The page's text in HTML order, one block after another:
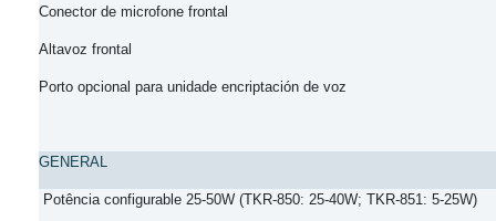
Conector de microfone frontal
Altavoz frontal
Porto opcional para unidade encriptación de voz
GENERAL
Potência configurable 25-50W (TKR-850: 25-40W; TKR-851: 5-25W)